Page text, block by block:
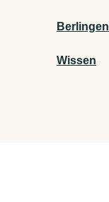
Berlingen
Wissen